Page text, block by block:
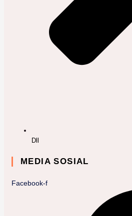
Dll
MEDIA SOSIAL
Facebook-f